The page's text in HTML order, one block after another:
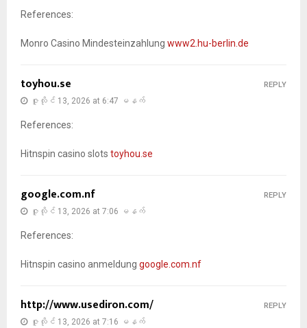
References:
Monro Casino Mindesteinzahlung www2.hu-berlin.de
toyhou.se
ဇူလိုင် 13, 2026 at 6:47 မနက်
References:
Hitnspin casino slots toyhou.se
REPLY
google.com.nf
ဇူလိုင် 13, 2026 at 7:06 မနက်
References:
Hitnspin casino anmeldung google.com.nf
REPLY
http://www.usediron.com/
ဇူလိုင် 13, 2026 at 7:16 မနက်
REPLY